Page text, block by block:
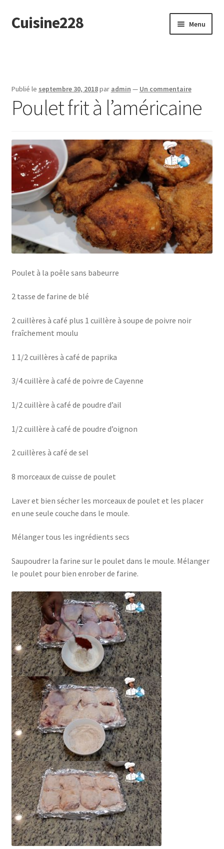
Aller
à
Aller
au
Cuisine228 Menu
Publié le septembre 30, 2018par admin — Un commentaire
Poulet frit à l’américaine
Poulet à la poêle sans babeurre
2 tasse de farine de blé
2 cuillères à café plus 1 cuillère à soupe de poivre noir
fraîchement moulu
1 1/2 cuillères à café de paprika
3/4 cuillère à café de poivre de Cayenne
1/2 cuillère à café de poudre d’ail
1/2 cuillère à café de poudre d’oignon
2 cuillères à café de sel
8 morceaux de cuisse de poulet
Laver et bien sécher les morceaux de poulet et les placer
en une seule couche dans le moule.
Mélanger tous les ingrédients secs
Saupoudrer la farine sur le poulet dans le moule. Mélanger
le poulet pour bien enrober de farine.